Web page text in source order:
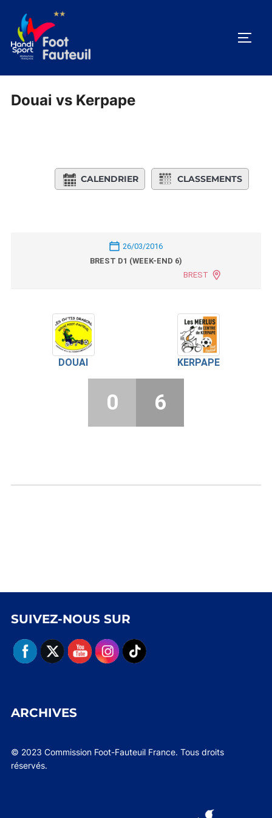
contenu
Douai vs Kerpape
CALENDRIER CLASSEMENTS
26/03/2016
BREST D1 (WEEK-END 6)
BREST
DOUAI KERPAPE
0 6
SUIVEZ-NOUS SUR
ARCHIVES
© 2023 Commission Foot-Fauteuil France. Tous droits
réservés.